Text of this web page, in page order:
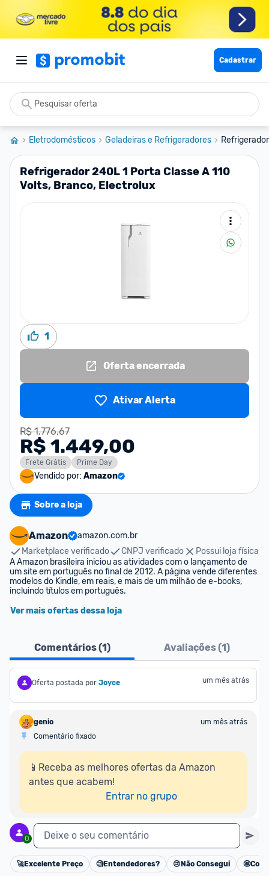
Cadastrar
Eletrodomésticos Geladeiras e Refrigeradores
Refrigerador 240L 1 Porta Classe A 110
Volts, Branco, Electrolux
1
Oferta encerrada
Ativar Alerta
R$ 1.776,67
R$ 1.449,00
Frete Grátis Prime Day
Vendido por: Amazon
Sobre a loja
Amazon
amazon.com.br
Marketplace verificado
CNPJ verificado
Possui loja física
A Amazon brasileira iniciou as atividades com o lançamento de
um site em português no final de 2012. A página vende diferentes
modelos do Kindle, em reais, e mais de um milhão de e-books,
incluindo títulos em português.
Ver mais ofertas dessa loja
Comentários (1) Avaliações (1)
Oferta postada por Joyce um mês atrás
genio
um mês atrás
Comentário fixado
📱Receba as melhores ofertas da Amazon
antes que acabem!
Entrar no grupo
0 Deixe o seu comentário
Cancelar
🚀Excelente Preço 🧐Entendedores? 😢 Não Consegui 🤩